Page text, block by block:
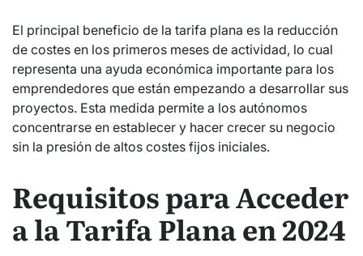
El principal beneficio de la tarifa plana es la reducción
de costes en los primeros meses de actividad, lo cual
representa una ayuda económica importante para los
emprendedores que están empezando a desarrollar sus
proyectos. Esta medida permite a los autónomos
concentrarse en establecer y hacer crecer su negocio
sin la presión de altos costes fijos iniciales.
Requisitos para Acceder
a la Tarifa Plana en 2024